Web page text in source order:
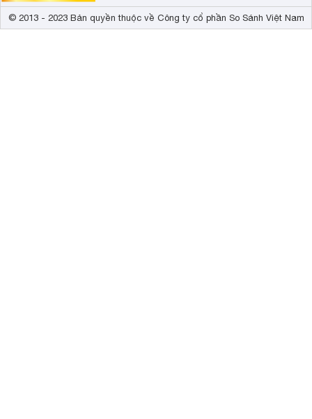
© 2013 - 2023 Bản quyền thuộc về Công ty cổ phần So Sánh Việt Nam